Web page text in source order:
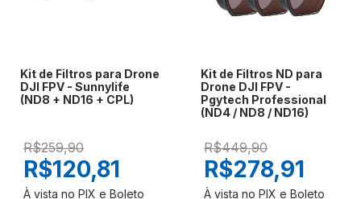
Kit de Filtros para Drone
DJI FPV - Sunnylife
(ND8 + ND16 + CPL)
R$259,90
R$120,81
Kit de Filtros ND para
Drone DJI FPV -
Pgytech Professional
(ND4 / ND8 / ND16)
R$449,90
R$278,91